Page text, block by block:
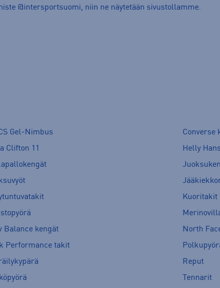
@intersportsuomi, niin ne näytetään sivustollamme.
Gel-Nimbus
Converse
Clifton 11
Helly
Kuoritakit
Balance kengät
North
Performance takit
Reput
Tennarit